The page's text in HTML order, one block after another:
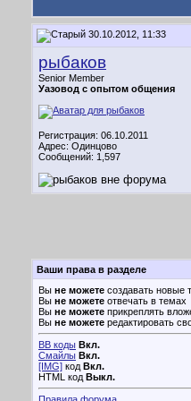
30.10.2012, 11:33
рыбаков
Senior Member
Уазовод с опытом общения
Регистрация: 06.10.2011
Адрес: Одинцово
Сообщений: 1,597
Ваши права в разделе
Вы не можете создавать новые
Вы не можете отвечать в темах
Вы не можете прикреплять
Вы не можете редактировать
BB коды Вкл.
Смайлы Вкл.
[IMG] код Вкл.
HTML код Выкл.